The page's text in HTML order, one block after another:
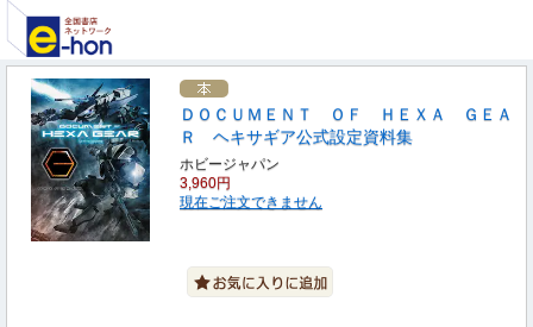
ＤＯＣＵＭＥＮＴ ＯＦ ＨＥＸＡ ＧＥＡ
Ｒ ヘキサギア公式設定資料集
ホビージャパン
3,960円
現在ご注文できません